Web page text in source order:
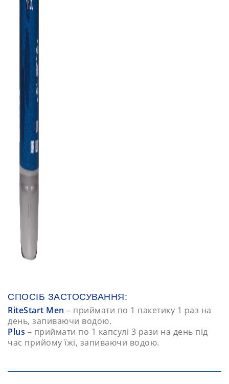
СПОСІБ ЗАСТОСУВАННЯ:
RiteStart Men – приймати по 1 пакетику 1 раз на
день, запиваючи водою.
Plus – приймати по 1 капсулі 3 рази на день під
час прийому їжі, запиваючи водою.